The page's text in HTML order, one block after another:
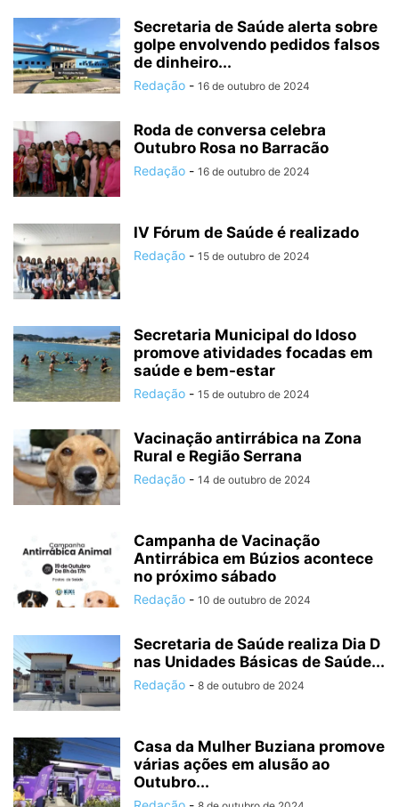
Secretaria de Saúde alerta sobre
golpe envolvendo pedidos falsos
de dinheiro...
Redação - 16 de outubro de 2024
Roda de conversa celebra
Outubro Rosa no Barracão
Redação - 16 de outubro de 2024
IV Fórum de Saúde é realizado
Redação - 15 de outubro de 2024
Secretaria Municipal do Idoso
promove atividades focadas em
saúde e bem-estar
Redação - 15 de outubro de 2024
Vacinação antirrábica na Zona
Rural e Região Serrana
Redação - 14 de outubro de 2024
Campanha de Vacinação
Antirrábica em Búzios acontece
no próximo sábado
Redação - 10 de outubro de 2024
Secretaria de Saúde realiza Dia D
nas Unidades Básicas de Saúde...
Redação - 8 de outubro de 2024
Casa da Mulher Buziana promove
várias ações em alusão ao
Outubro...